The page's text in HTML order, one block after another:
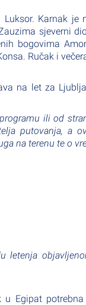
Karnak je
sjeverni
bogovima
Ručak i
na let za
ili od
putovanja, a
na terenu te o
letenja
Egipat potrebna